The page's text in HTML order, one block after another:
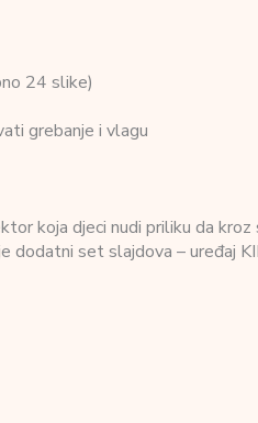
24 slike)
grebanje i vlagu
koja djeci nudi priliku da
set slajdova – uređaj